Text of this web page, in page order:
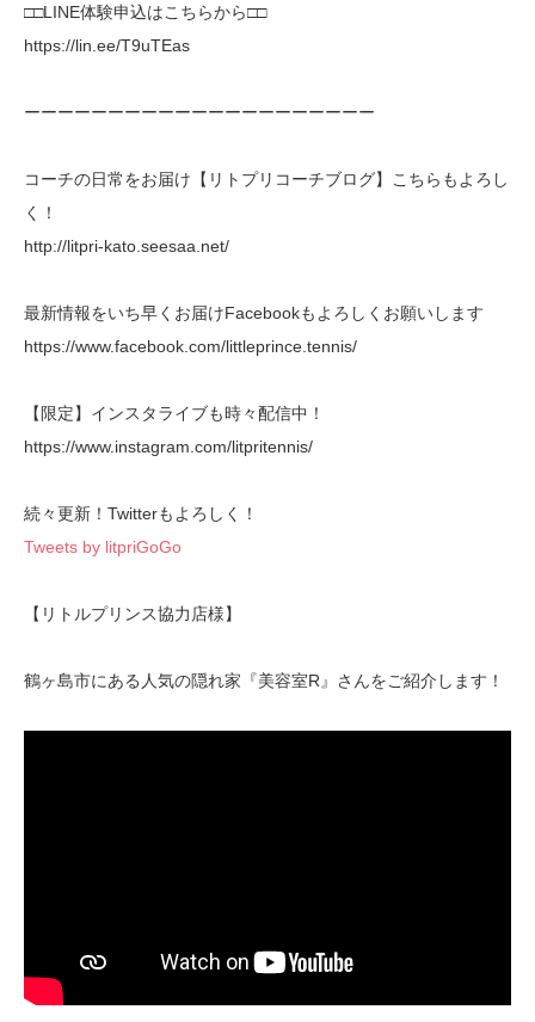
□□LINE体験申込はこちらから□□
https://lin.ee/T9uTEas
ーーーーーーーーーーーーーーーーーーーーー
コーチの日常をお届け【リトプリコーチブログ】こちらもよろし
く！
http://litpri-kato.seesaa.net/
最新情報をいち早くお届けFacebookもよろしくお願いします
https://www.facebook.com/littleprince.tennis/
【限定】インスタライブも時々配信中！
https://www.instagram.com/litpritennis/
続々更新！Twitterもよろしく！
Tweets by litpriGoGo
【リトルプリンス協力店様】
鶴ヶ島市にある人気の隠れ家『美容室R』さんをご紹介します！